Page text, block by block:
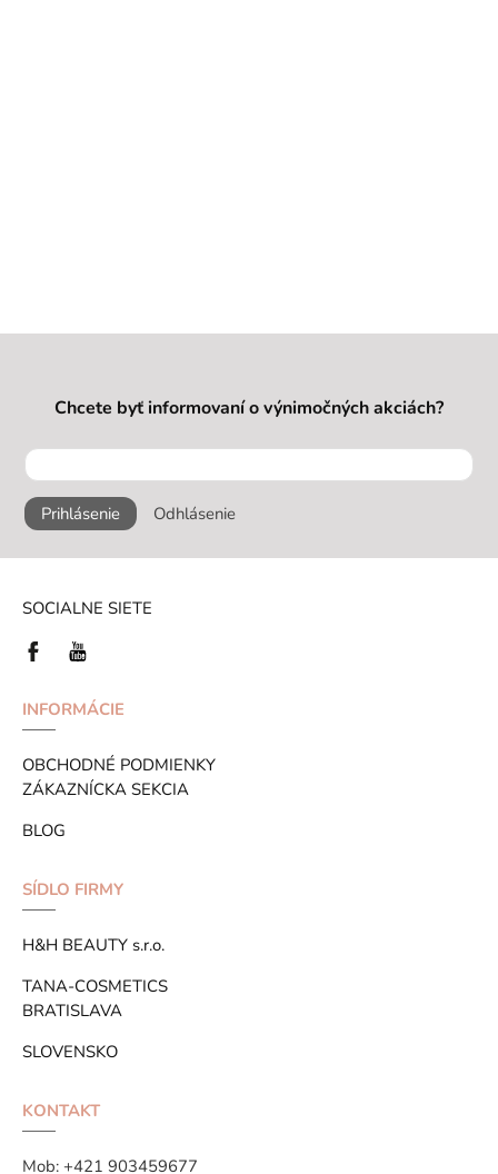
Chcete byť informovaní o výnimočných akciách?
Prihlásenie Odhlásenie
SOCIALNE SIETE
INFORMÁCIE
OBCHODNÉ PODMIENKY
ZÁKAZNÍCKA SEKCIA
BLOG
SÍDLO FIRMY
H&H BEAUTY s.r.o.
TANA-COSMETICS
BRATISLAVA
SLOVENSKO
KONTAKT
Mob: +421 903459677